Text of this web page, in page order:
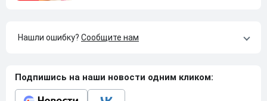
Нашли ошибку? Сообщите нам
Подпишись на наши новости одним кликом: